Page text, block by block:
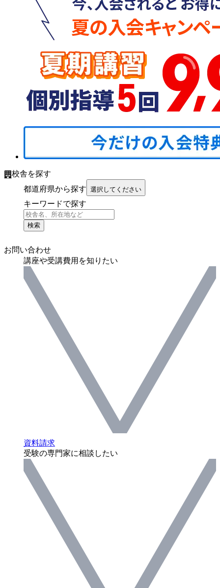
校舎を探す
都道府県から探す 選択してください
キーワードで探す
検索
お問い合わせ
講座や受講費用を知りたい
資料請求
受験の専門家に相談したい